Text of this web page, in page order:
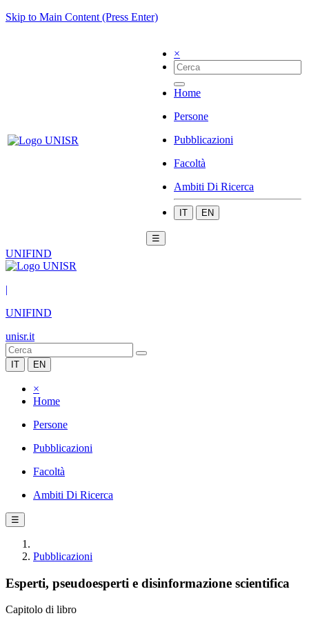
Skip to Main Content (Press Enter)
×
Home
Persone
Pubblicazioni
Facoltà
Ambiti Di Ricerca
IT EN
☰
UNIFIND
|
UNIFIND
unisr.it
IT EN
×
Home
Persone
Pubblicazioni
Facoltà
Ambiti Di Ricerca
☰
Pubblicazioni
Esperti, pseudoesperti e disinformazione scientifica
Capitolo di libro